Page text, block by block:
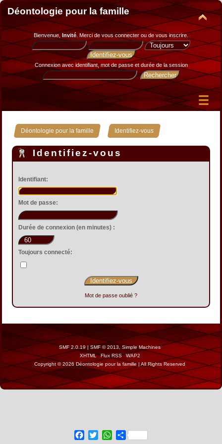
Déontologie pour la famille
Bienvenue, Invité. Merci devous connecter ou de vous inscrire.
Connexion avec identifiant, mot de passe et durée de la session
Déontologie pour la famille » Identifiez-vous
Identifiez-vous
Identifiant:
Mot de passe:
Durée de connexion (en minutes) :
Toujours connecté:
Mot de passe oublié ?
SMF 2.0.19|SMF © 2013 Simple Machines
XHTML
Flux RSS
WAP2
Copyright © 2026 Déontologie pour la famille | All Rights Reserved
Facebook
Twitter WhatsApp
Share